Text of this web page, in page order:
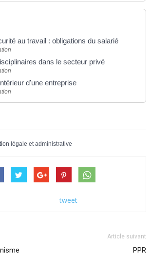
au travail : obligations du salarié
dans le secteur privé
d'une entreprise
légale et administrative
tweet
Article suivant
PPR